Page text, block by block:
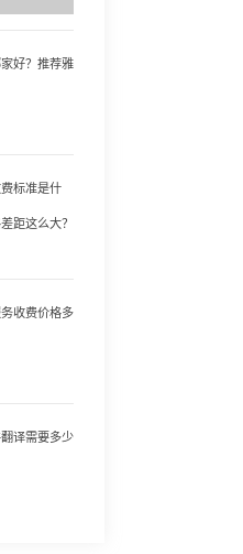
好？推荐雅
标准是什
距这么大？
收费价格多
译需要多少